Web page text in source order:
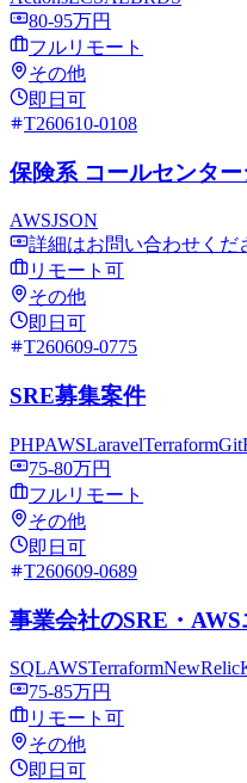
80-95万円
フルリモート
その他
即日可
T260610-0108
保険系 コールセンタ
AWSJSON
詳細はお問い合わせくだ
リモート可
その他
即日可
T260609-0775
SRE募集案件
PHPAWSLaravelTerraform
75-80万円
フルリモート
その他
即日可
T260609-0689
事業会社のSRE・
SQLAWSTerraformNewRelic
75-85万円
リモート可
その他
即日可